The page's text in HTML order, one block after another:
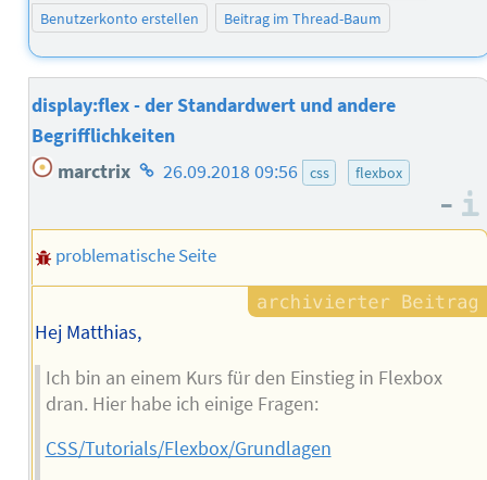
Benutzerkonto erstellen
Beitrag im Thread-Baum
display:flex - der Standardwert und andere
Begrifflichkeiten
marctrix Homepage
Autors
26.09.2018 09:56 css flexbox
–
problematische Seite
Hej Matthias,
Ich bin an einem Kurs für den Einstieg in Flexbox
dran. Hier habe ich einige Fragen:
CSS/Tutorials/Flexbox/Grundlagen